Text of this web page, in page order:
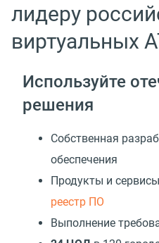
лидеру
виртуальных
Используйте
решения
Собственная
обеспечения
Продукты и
реестр ПО
Выполнение